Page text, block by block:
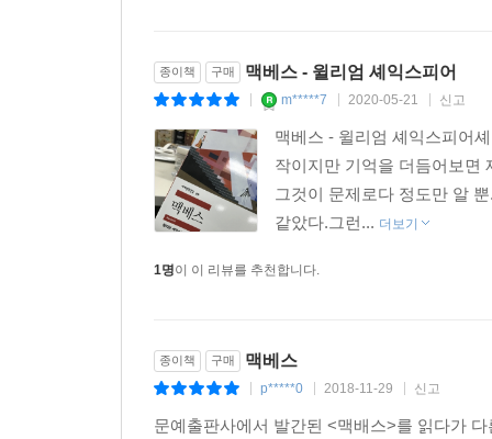
종이책 구매 맥베스 - 윌리엄 셰익스피어
m*****7 2020-05-21 신고
맥베스 - 윌리엄 셰익스피어
작이지만 기억을 더듬어보면
그것이 문제로다 정도만 알
같았다.그런... 더보기
1명이 이 리뷰를 추천합니다.
종이책 구매 맥베스
p*****0 2018-11-29 신고
문예출판사에서 발간된 <맥배스>를 읽다가